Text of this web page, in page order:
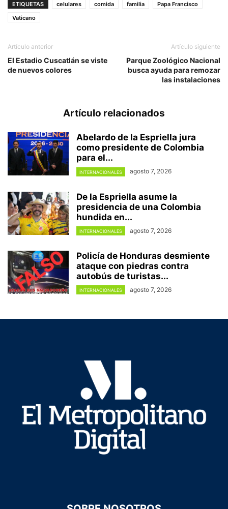
ETIQUETAS celulares comida familia
Papa Francisco
Vaticano
Artículo anterior
El Estadio Cuscatlán se viste
de nuevos colores
Artículo siguiente
Parque Zoológico Nacional
busca ayuda para remozar
las instalaciones
Artículo relacionados
Abelardo de la Espriella jura
como presidente de Colombia
para el...
INTERNACIONALES agosto 7, 2026
De la Espriella asume la
presidencia de una Colombia
hundida en...
INTERNACIONALES agosto 7, 2026
Policía de Honduras desmiente
ataque con piedras contra
autobús de turistas...
INTERNACIONALES agosto 7, 2026